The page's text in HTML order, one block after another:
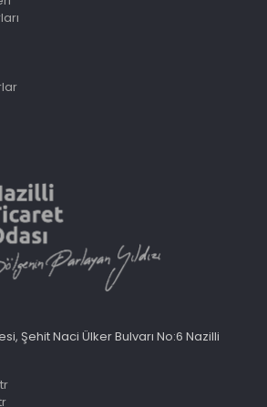
Şehit Naci Ülker Bulvarı No:6 Nazilli